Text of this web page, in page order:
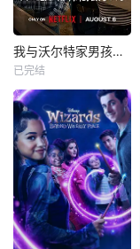
我与沃尔特家男孩的生活第三季
已完结